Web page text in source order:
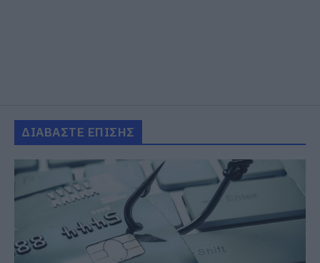
ΔΙΑΒΑΣΤΕ ΕΠΙΣΗΣ